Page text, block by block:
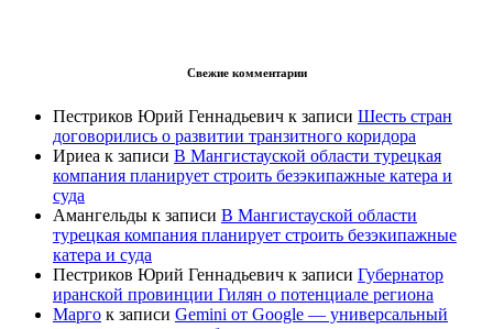
Свежие комментарии
Пестриков Юрий Геннадьевич к записи Шесть стран
договорились о развитии транзитного коридора
Ириеа к записи В Мангистауской области турецкая
компания планирует строить безэкипажные катера и
суда
Амангельды к записи В Мангистауской области
турецкая компания планирует строить безэкипажные
катера и суда
Пестриков Юрий Геннадьевич к записи Губернатор
иранской провинции Гилян о потенциале региона
Марго к записи Gemini от Google — универсальный